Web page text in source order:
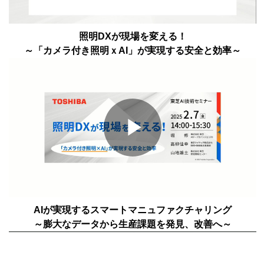
Video
照明DXが現場を変える！
～「カメラ付き照明ｘAI」が実現する安全と効率～
Play
Video
AIが実現するスマートマニュファクチャリング
～膨大なデータから生産課題を発見、改善へ～